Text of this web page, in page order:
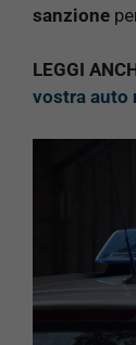
sanzione
LEGGI
vostra auto